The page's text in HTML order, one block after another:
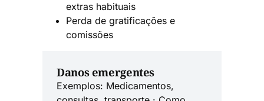
extras habituais
Perda de gratificações e
comissões
Danos emergentes
Exemplos: Medicamentos,